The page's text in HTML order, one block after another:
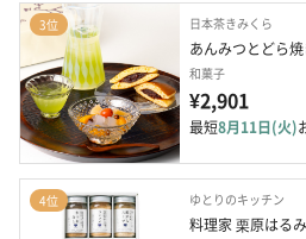
3位 日本茶きみくら
あんみつとどら
和菓子
¥2,901
最短8月11日(火)
4位 ゆとりのキッチン
料理家 栗原はる